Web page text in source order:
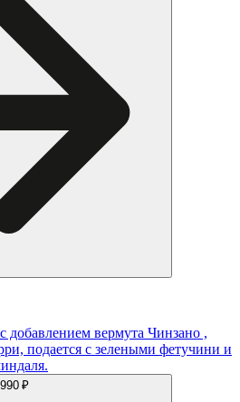
добавлением вермута Чинзано ,
подается с зелеными фетучини и
990 ₽